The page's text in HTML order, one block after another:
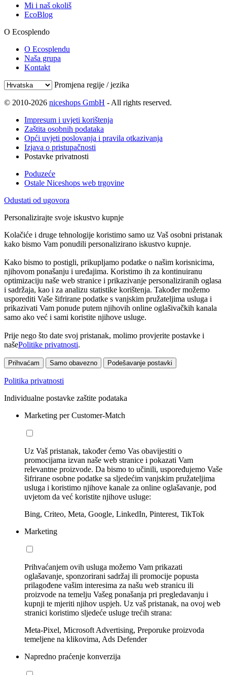
Mi i naš okoliš
EcoBlog
O Ecosplendo
O Ecosplendu
Naša grupa
Kontakt
Promjena regije / jezika
© 2010-2026 niceshops GmbH - All rights reserved.
Impresum i uvjeti korištenja
Zaštita osobnih podataka
Opći uvjeti poslovanja i pravila otkazivanja
Izjava o pristupačnosti
Postavke privatnosti
Poduzeće
Ostale Niceshops web trgovine
Odustati od ugovora
Personalizirajte svoje iskustvo kupnje
Kolačiće i druge tehnologije koristimo samo uz Vaš osobni pristanak
kako bismo Vam ponudili personalizirano iskustvo kupnje.
Kako bismo to postigli, prikupljamo podatke o našim korisnicima,
njihovom ponašanju i uređajima. Koristimo ih za kontinuiranu
optimizaciju naše web stranice i prikazivanje personaliziranih oglasa
i sadržaja, kao i za analizu statistike korištenja. Također možemo
usporediti Vaše šifrirane podatke s vanjskim pružateljima usluga i
prikazivati Vam ponude putem njihovih online oglašivačkih kanala
samo ako već i sami koristite njihove usluge.
Prije nego što date svoj pristanak, molimo provjerite postavke i
našePolitike privatnosti.
Prihvaćam Samo obavezno Podešavanje postavki
Politika privatnosti
Individualne postavke zaštite podataka
Marketing per Customer-Match
Uz Vaš pristanak, također ćemo Vas obavijestiti o
promocijama izvan naše web stranice i pokazati Vam
relevantne proizvode. Da bismo to učinili, uspoređujemo Vaše
šifrirane osobne podatke sa sljedećim vanjskim pružateljima
usluga i koristimo njihove kanale za online oglašavanje, pod
uvjetom da već koristite njihove usluge:
Bing, Criteo, Meta, Google, LinkedIn, Pinterest, TikTok
Marketing
Prihvaćanjem ovih usluga možemo Vam prikazati
oglašavanje, sponzorirani sadržaj ili promocije popusta
prilagođene vašim interesima za našu web stranicu ili
proizvode na temelju Vašeg ponašanja pri pregledavanju i
kupnji te mjeriti njihov uspjeh. Uz vaš pristanak, na ovoj web
stranici koristimo sljedeće usluge trećih strana:
Meta-Pixel, Microsoft Advertising, Preporuke proizvoda
temeljene na klikovima, Ads Defender
Napredno praćenje konverzija